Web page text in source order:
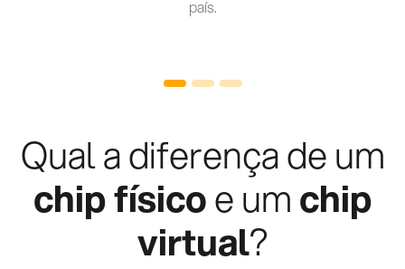
país.
Qual a diferença de um
chip físicoe umchip
virtual?